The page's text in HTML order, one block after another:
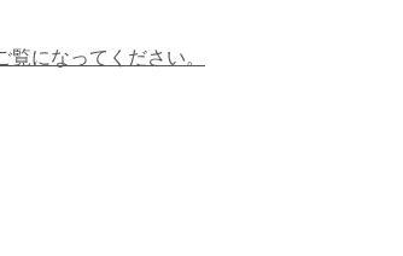
覧になってください。